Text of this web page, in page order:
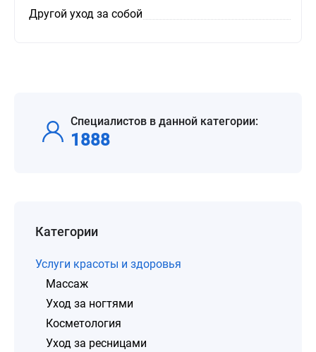
Другой уход за собой
Специалистов в данной категории:
1888
Категории
Услуги красоты и здоровья
Массаж
Уход за ногтями
Косметология
Уход за ресницами